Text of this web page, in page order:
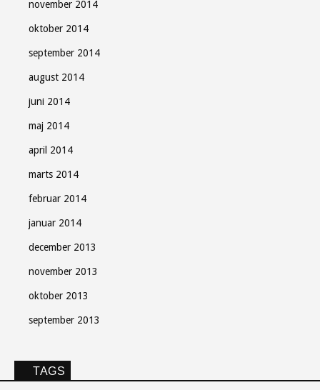
november 2014
oktober 2014
september 2014
august 2014
juni 2014
maj 2014
april 2014
marts 2014
februar 2014
januar 2014
december 2013
november 2013
oktober 2013
september 2013
TAGS